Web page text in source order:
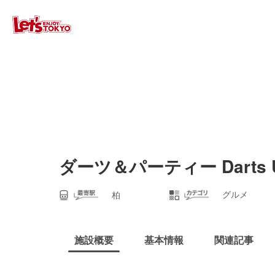
ダーツ＆パーティー Darts
柏 グルメ
施設概要 基本情報 関連記事